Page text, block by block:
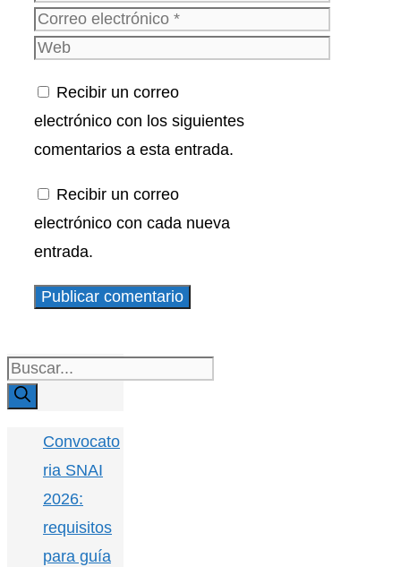
Correo
electrónico
Web
Recibir un correo
electrónico con los siguientes
comentarios a esta entrada.
Recibir un correo
electrónico con cada nueva
entrada.
Buscar:
Convocato
ria SNAI
2026:
requisitos
para guía